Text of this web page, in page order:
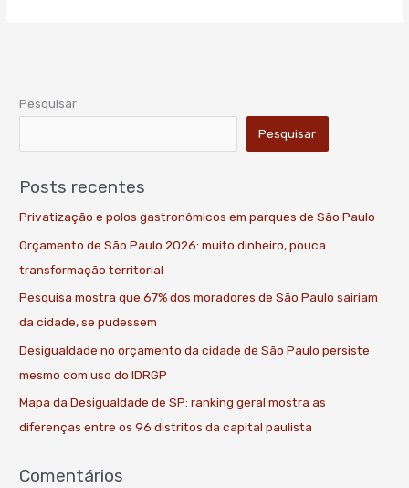
Pesquisar
Pesquisar
Posts recentes
Privatização e polos gastronômicos em parques de São Paulo
Orçamento de São Paulo 2026: muito dinheiro, pouca
transformação territorial
Pesquisa mostra que 67% dos moradores de São Paulo sairiam
da cidade, se pudessem
Desigualdade no orçamento da cidade de São Paulo persiste
mesmo com uso do IDRGP
Mapa da Desigualdade de SP: ranking geral mostra as
diferenças entre os 96 distritos da capital paulista
Comentários